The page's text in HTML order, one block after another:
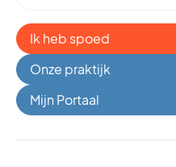
Onze praktijk
Mijn Portaal
Ik heb spoed